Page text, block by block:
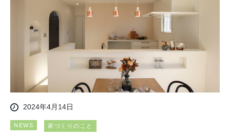
2024年4月14日
NEWS 家づくりのこと